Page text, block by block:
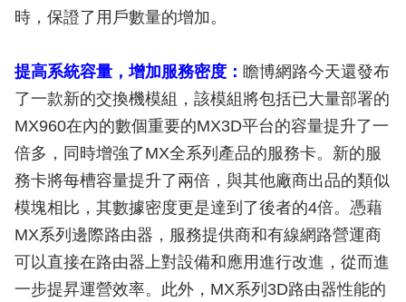
時，保證了用戶數量的增加。
提高系統容量，增加服務密度： 瞻博網路今天還發布
了一款新的交換機模組，該模組將包括已大量部署的
MX960在內的數個重要的MX3D平台的容量提升了一
倍多，同時增強了MX全系列產品的服務卡。新的服
務卡將每槽容量提升了兩倍，與其他廠商出品的類似
模塊相比，其數據密度更是達到了後者的4倍。憑藉
MX系列邊際路由器，服務提供商和有線網路營運商
可以直接在路由器上對設備和應用進行改進，從而進
一步提昇運營效率。此外，MX系列3D路由器性能的